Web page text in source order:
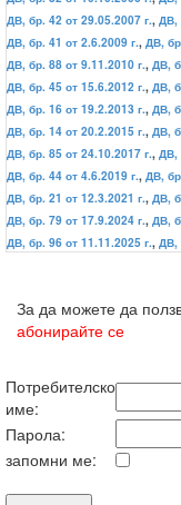
ДВ, бр. 42 от 29.05.2007 г., ДВ,
ДВ, бр. 41 от 2.6.2009 г., ДВ,
ДВ, бр. 88 от 9.11.2010 г., ДВ,
ДВ, бр. 45 от 15.6.2012 г., ДВ,
ДВ, бр. 16 от 19.2.2013 г., ДВ,
ДВ, бр. 14 от 20.2.2015 г., ДВ,
ДВ, бр. 85 от 24.10.2017 г., ДВ,
ДВ, бр. 44 от 4.6.2019 г., ДВ,
ДВ, бр. 21 от 12.3.2021 г., ДВ,
ДВ, бр. 79 от 17.9.2024 г., ДВ,
ДВ, бр. 96 от 11.11.2025 г., ДВ,
За да можете да
абонирайте се
Потребителско
име:
Парола:
запомни ме: